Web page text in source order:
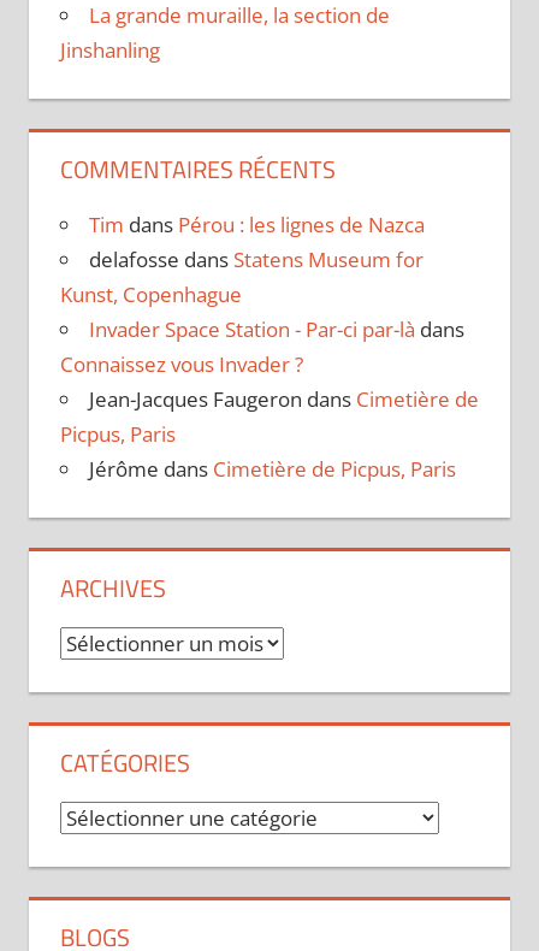
La grande muraille, la section de
Jinshanling
COMMENTAIRES RÉCENTS
Tim dans Pérou : les lignes de Nazca
delafosse dans Statens Museum for
Kunst, Copenhague
Invader Space Station - Par-ci par-là dans
Connaissez vous Invader ?
Jean-Jacques Faugeron dans Cimetière de
Picpus, Paris
Jérôme dans Cimetière de Picpus, Paris
ARCHIVES
Archives
CATÉGORIES
Catégories
BLOGS